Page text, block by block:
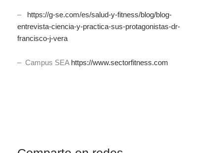
–
https://g-se.com/es/salud-y-fitness/blog/blog-
entrevista-ciencia-y-practica-sus-protagonistas-dr-
francisco-j-vera
– Campus SEA https://www.sectorfitness.com